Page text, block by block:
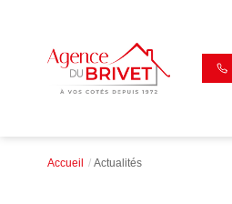
Accueil Actualités